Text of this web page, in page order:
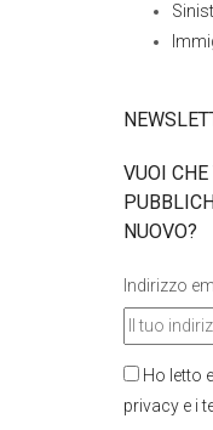
VUOI
NUOVO?
Indirizzo
Ho letto
privacy e i